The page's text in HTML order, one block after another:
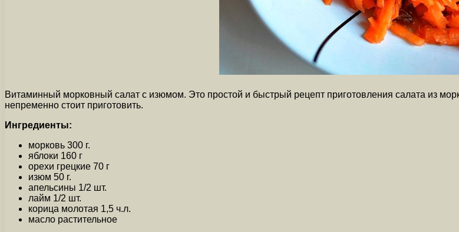
Витаминный морковный салат с изюмом. Это простой и быстрый рецепт приготовления салата из
непременно стоит приготовить.
Ингредиенты:
морковь 300 г.
яблоки 160 г
орехи грецкие 70 г
изюм 50 г.
апельсины 1/2 шт.
лайм 1/2 шт.
корица молотая 1,5 ч.л.
масло растительное